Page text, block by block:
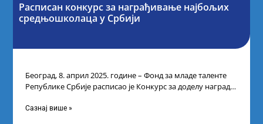
Расписан конкурс за награђивање најбољих
средњошколаца у Србији
Београд, 8. април 2025. године – Фонд за младе таленте
Републике Србије расписао је Конкурс за доделу награда
Сазнај више »